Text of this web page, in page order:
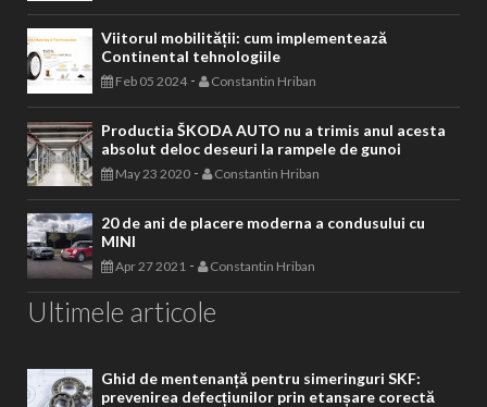
Viitorul mobilității: cum implementează
Continental tehnologiile
Feb 05 2024- Constantin Hriban
Productia ŠKODA AUTO nu a trimis anul acesta
absolut deloc deseuri la rampele de gunoi
May 23 2020 - Constantin Hriban
20 de ani de placere moderna a condusului cu
MINI
Apr 27 2021 - Constantin Hriban
Ultimele articole
Ghid de mentenanță pentru simeringuri SKF:
prevenirea defecțiunilor prin etanșare corectă